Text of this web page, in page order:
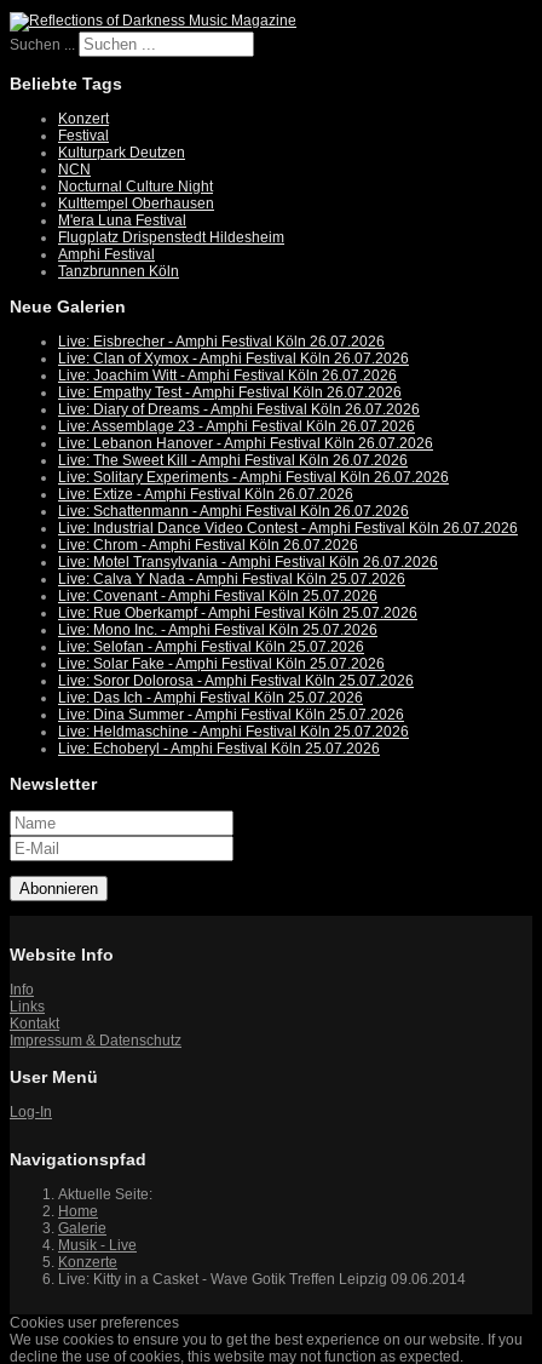
Suchen ...
Beliebte Tags
Konzert
Festival
Kulturpark Deutzen
NCN
Nocturnal Culture Night
Kulttempel Oberhausen
M'era Luna Festival
Flugplatz Drispenstedt Hildesheim
Amphi Festival
Tanzbrunnen Köln
Neue Galerien
Live: Eisbrecher - Amphi Festival Köln 26.07.2026
Live: Clan of Xymox - Amphi Festival Köln 26.07.2026
Live: Joachim Witt - Amphi Festival Köln 26.07.2026
Live: Empathy Test - Amphi Festival Köln 26.07.2026
Live: Diary of Dreams - Amphi Festival Köln 26.07.2026
Live: Assemblage 23 - Amphi Festival Köln 26.07.2026
Live: Lebanon Hanover - Amphi Festival Köln 26.07.2026
Live: The Sweet Kill - Amphi Festival Köln 26.07.2026
Live: Solitary Experiments - Amphi Festival Köln 26.07.2026
Live: Extize - Amphi Festival Köln 26.07.2026
Live: Schattenmann - Amphi Festival Köln 26.07.2026
Live: Industrial Dance Video Contest - Amphi Festival Köln 26.07.2026
Live: Chrom - Amphi Festival Köln 26.07.2026
Live: Motel Transylvania - Amphi Festival Köln 26.07.2026
Live: Calva Y Nada - Amphi Festival Köln 25.07.2026
Live: Covenant - Amphi Festival Köln 25.07.2026
Live: Rue Oberkampf - Amphi Festival Köln 25.07.2026
Live: Mono Inc. - Amphi Festival Köln 25.07.2026
Live: Selofan - Amphi Festival Köln 25.07.2026
Live: Solar Fake - Amphi Festival Köln 25.07.2026
Live: Soror Dolorosa - Amphi Festival Köln 25.07.2026
Live: Das Ich - Amphi Festival Köln 25.07.2026
Live: Dina Summer - Amphi Festival Köln 25.07.2026
Live: Heldmaschine - Amphi Festival Köln 25.07.2026
Live: Echoberyl - Amphi Festival Köln 25.07.2026
Newsletter
Abonnieren
Website Info
Info
Links
Kontakt
Impressum & Datenschutz
User Menü
Log-In
Navigationspfad
Aktuelle Seite:
Home
Galerie
Musik - Live
Konzerte
Live: Kitty in a Casket - Wave Gotik Treffen Leipzig 09.06.2014
Cookies user preferences
We use cookies to ensure you to get the best experience on our website. If you
decline the use of cookies, this website may not function as expected.